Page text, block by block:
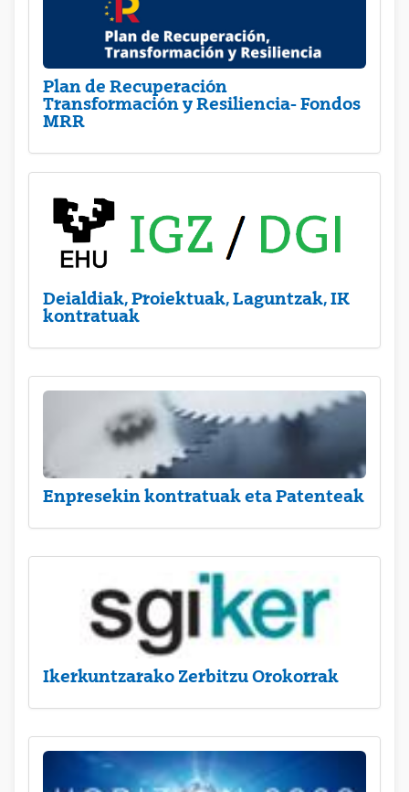
Plan de Recuperación
Transformación y Resiliencia- Fondos
MRR
Deialdiak, Proiektuak, Laguntzak, IK
kontratuak
Enpresekin kontratuak eta Patenteak
Ikerkuntzarako Zerbitzu Orokorrak